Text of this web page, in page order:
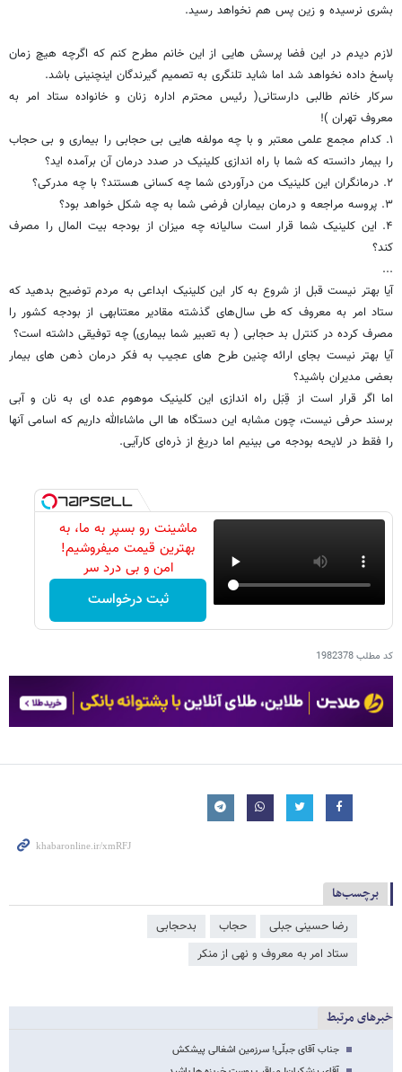
بشری نرسیده و زین پس هم نخواهد رسید.
لازم دیدم در این فضا پرسش‌ هایی از این خانم مطرح کنم که اگرچه هیچ زمان
پاسخ داده نخواهد شد اما شاید تلنگری به تصمیم گیرندگان اینچنینی باشد.
سرکار خانم طالبی دارستانی( رئیس محترم اداره زنان و خانواده ستاد امر به
معروف تهران )!
۱. کدام مجمع علمی معتبر و با چه مولفه هایی بی حجابی را بیماری و بی حجاب
را بیمار دانسته که شما با راه اندازی کلینیک در صدد درمان آن برآمده اید؟
۲. درمانگران این کلینیک من درآوردی شما چه کسانی هستند؟ با چه مدرکی؟
۳. پروسه مراجعه و درمان بیماران فرضی شما به چه شکل خواهد بود؟
۴. این کلینیک شما قرار است سالیانه چه میزان از بودجه بیت المال را مصرف
کند؟
...
آیا بهتر نیست قبل از شروع به کار این کلینیک ابداعی به مردم توضیح بدهید که
ستاد امر به معروف که طی سال‌های گذشته مقادیر معتنابهی از بودجه کشور را
مصرف کرده در کنترل بد حجابی ( به تعبیر شما بیماری) چه توفیقی داشته است؟
آیا بهتر نیست بجای ارائه چنین طرح های عجیب به فکر درمان ذهن های بیمار
بعضی مدیران باشید؟
اما اگر قرار است از قِبَل راه اندازی این کلینیک موهوم عده ای به نان و آبی
برسند حرفی نیست، چون مشابه این دستگاه ها الی ماشاءالله داریم که اسامی آنها
را فقط در لایحه بودجه می بینیم اما دریغ از ذره‌ای کارآیی.
ماشینت رو بسپر به ما، به
بهترین قیمت میفروشیم!
امن و بی درد سر
ثبت درخواست
کد مطلب1982378
برچسب‌ها
رضا حسینی جبلی حجاب
بدحجابی
ستاد امر به معروف و نهی از منکر
خبرهای مرتبط
جناب آقای جبلّی! سرزمین اشغالی پیشکش